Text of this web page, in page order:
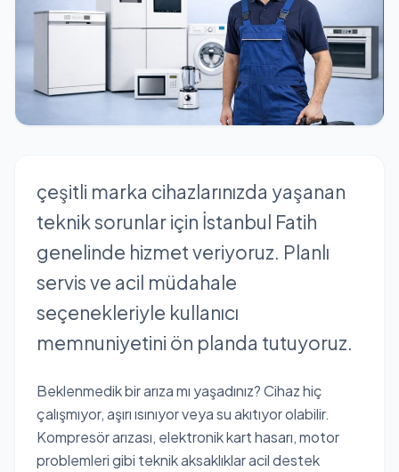
çeşitli marka cihazlarınızda yaşanan
teknik sorunlar için İstanbul Fatih
genelinde hizmet veriyoruz. Planlı
servis ve acil müdahale
seçenekleriyle kullanıcı
memnuniyetini ön planda tutuyoruz.
Beklenmedik bir arıza mı yaşadınız? Cihaz hiç
çalışmıyor, aşırı ısınıyor veya su akıtıyor olabilir.
Kompresör arızası, elektronik kart hasarı, motor
problemleri gibi teknik aksaklıklar acil destek